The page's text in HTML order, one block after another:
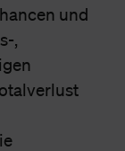
und
,